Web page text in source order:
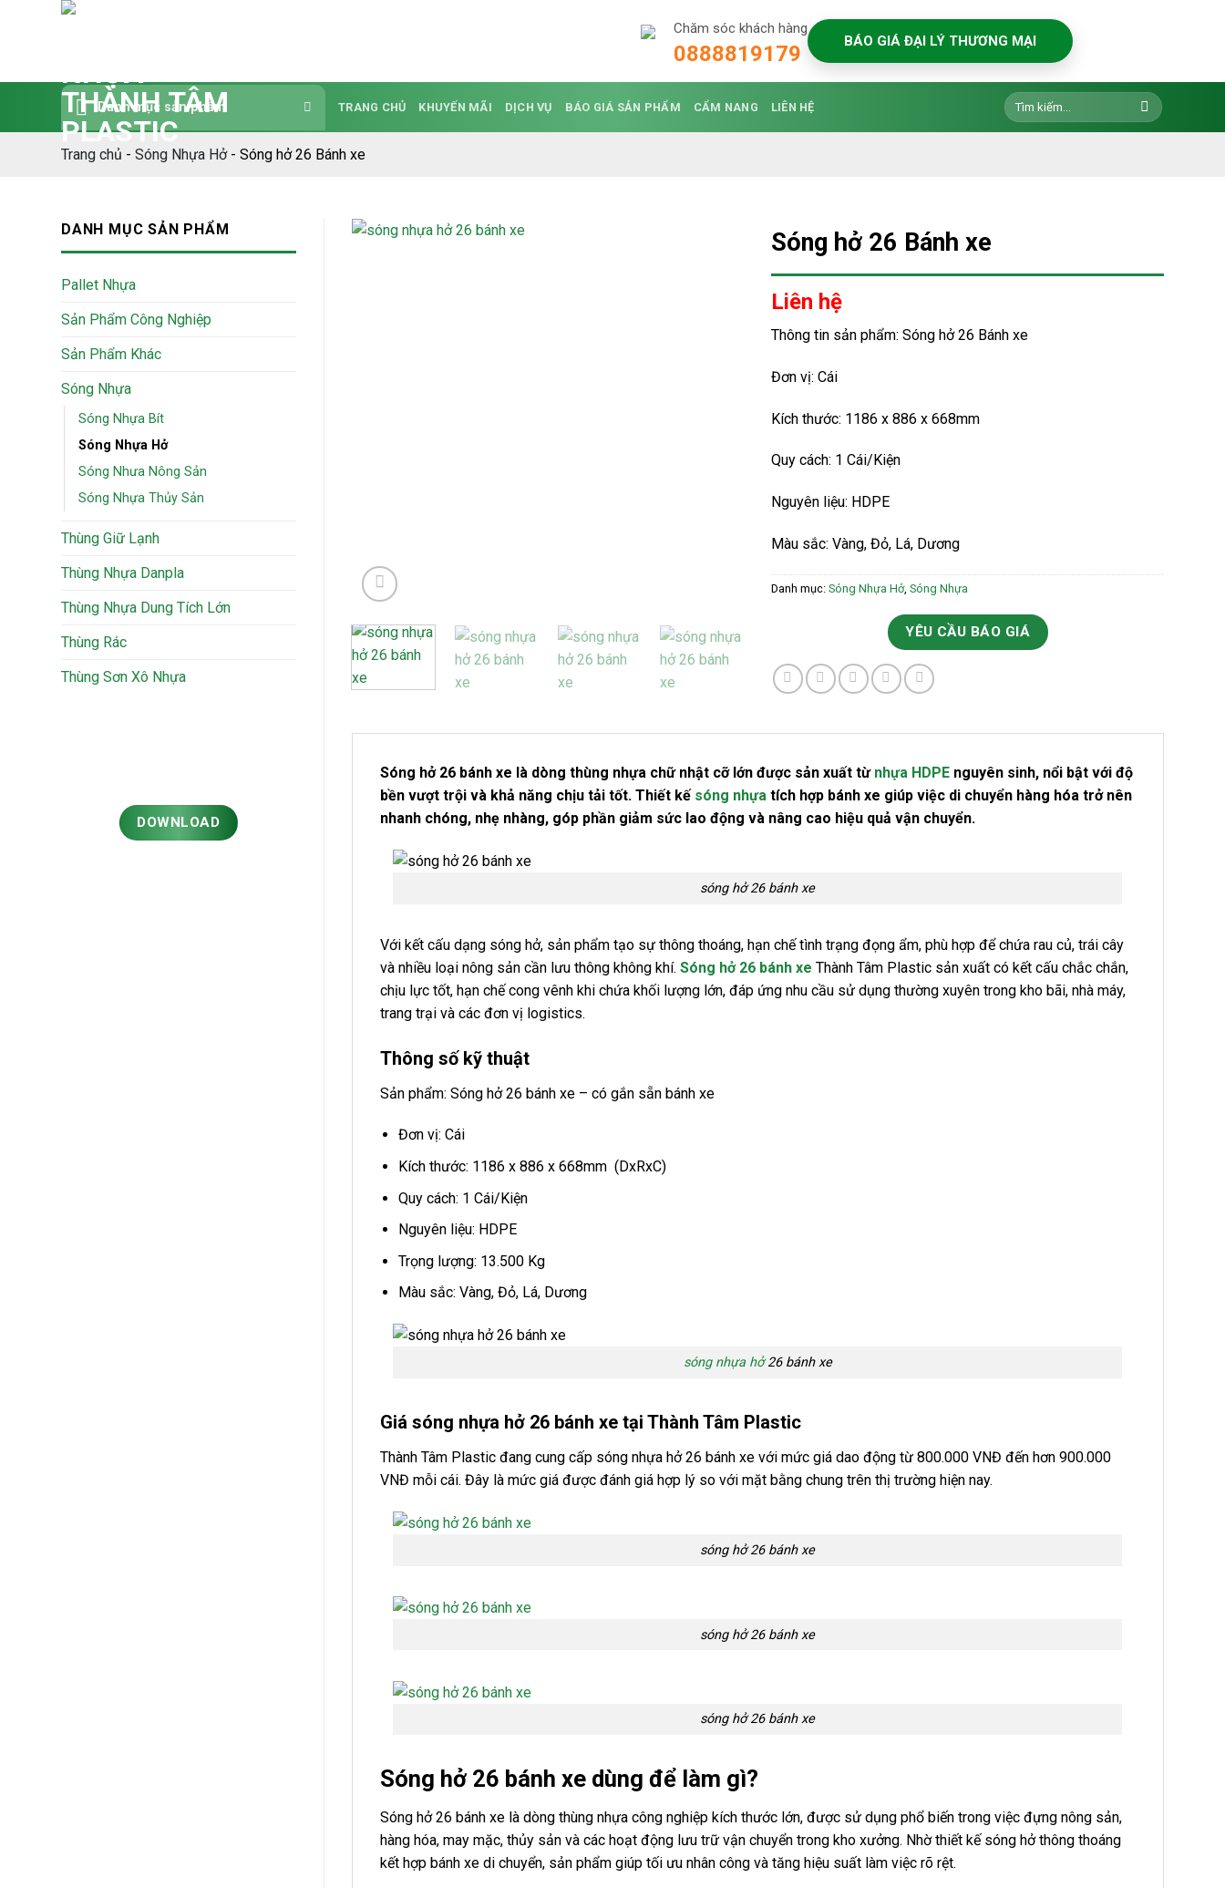
dung
Chăm sóc khách hàng
0888819179 BÁO GIÁ ĐẠI LÝ THƯƠNG MẠI
Danh mục sản phẩm TRANG CHỦ KHUYẾN MÃI DỊCH VỤ BÁO GIÁ SẢN PHẨM CẨM NANG LIÊN HỆ
Tìm
kiếm:
Trang chủ - Sóng Nhựa Hở- Sóng hở 26 Bánh xe
DANH MỤC SẢN PHẨM
Pallet Nhựa
Sản Phẩm Công Nghiệp
Sản Phẩm Khác
Sóng Nhựa
Sóng Nhựa Bít
Sóng Nhựa Hở
Sóng Nhưa Nông Sản
Sóng Nhựa Thủy Sản
Thùng Giữ Lạnh
Thùng Nhựa Danpla
Thùng Nhựa Dung Tích Lớn
Thùng Rác
Thùng Sơn Xô Nhựa
DOWNLOAD
Sóng hở 26 Bánh xe
Liên hệ
Thông tin sản phẩm: Sóng hở 26 Bánh xe
Đơn vị: Cái
Kích thước: 1186 x 886 x 668mm
Quy cách: 1 Cái/Kiện
Nguyên liệu: HDPE
Màu sắc: Vàng, Đỏ, Lá, Dương
Danh mục:Sóng Nhựa Hở,Sóng Nhựa
YÊU CẦU BÁO GIÁ
Sóng hở 26 bánh xe là dòng thùng nhựa chữ nhật cỡ lớn được sản xuất từ nhựa HDPEnguyên sinh, nổi bật với độ
bền vượt trội và khả năng chịu tải tốt. Thiết kế sóng nhựatích hợp bánh xe giúp việc di chuyển hàng hóa trở nên
nhanh chóng, nhẹ nhàng, góp phần giảm sức lao động và nâng cao hiệu quả vận chuyển.
sóng hở 26 bánh xe
Với kết cấu dạng sóng hở, sản phẩm tạo sự thông thoáng, hạn chế tình trạng đọng ẩm, phù hợp để chứa rau củ, trái cây
và nhiều loại nông sản cần lưu thông không khí. Sóng hở 26 bánh xe Thành Tâm Plastic sản xuất có kết cấu chắc chắn,
chịu lực tốt, hạn chế cong vênh khi chứa khối lượng lớn, đáp ứng nhu cầu sử dụng thường xuyên trong kho bãi, nhà máy,
trang trại và các đơn vị logistics.
Thông số kỹ thuật
Sản phẩm: Sóng hở 26 bánh xe – có gắn sẵn bánh xe
Đơn vị: Cái
Kích thước: 1186 x 886 x 668mm (DxRxC)
Quy cách: 1 Cái/Kiện
Nguyên liệu: HDPE
Trọng lượng: 13.500 Kg
Màu sắc: Vàng, Đỏ, Lá, Dương
sóng nhựa hở26 bánh xe
Giá sóng nhựa hở 26 bánh xe tại Thành Tâm Plastic
Thành Tâm Plastic đang cung cấp sóng nhựa hở 26 bánh xe với mức giá dao động từ 800.000 VNĐ đến hơn 900.000
VNĐ mỗi cái. Đây là mức giá được đánh giá hợp lý so với mặt bằng chung trên thị trường hiện nay.
sóng hở 26 bánh xe
sóng hở 26 bánh xe
sóng hở 26 bánh xe
Sóng hở 26 bánh xe dùng để làm gì?
Sóng hở 26 bánh xe là dòng thùng nhựa công nghiệp kích thước lớn, được sử dụng phổ biến trong việc đựng nông sản,
hàng hóa, may mặc, thủy sản và các hoạt động lưu trữ vận chuyển trong kho xưởng. Nhờ thiết kế sóng hở thông thoáng
kết hợp bánh xe di chuyển, sản phẩm giúp tối ưu nhân công và tăng hiệu suất làm việc rõ rệt.